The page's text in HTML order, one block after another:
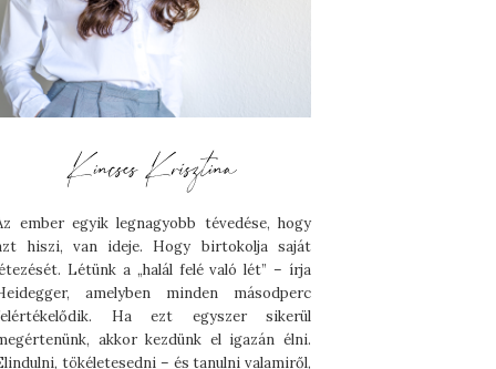
ember egyik legnagyobb tévedése, hogy
hiszi, van ideje. Hogy birtokolja saját
Létünk a „halál felé való lét” – írja
amelyben minden másodperc
Ha ezt egyszer sikerül
akkor kezdünk el igazán élni.
tökéletesedni – és tanulni valamiről,